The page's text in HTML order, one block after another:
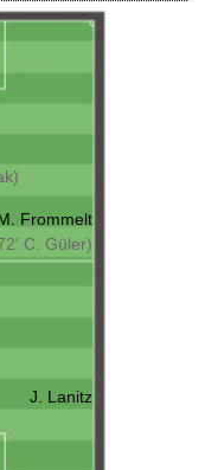
Frommelt
C. Güler)
J. Lanitz